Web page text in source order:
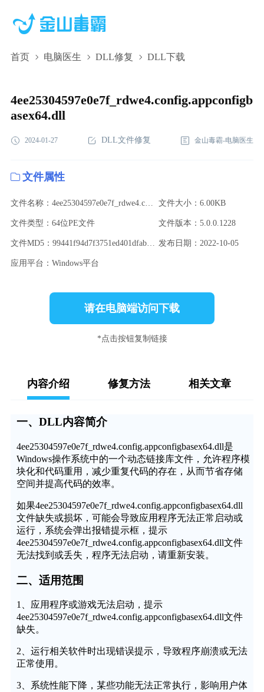
首页 电脑医生 DLL修复 DLL下载
4ee25304597e0e7f_rdwe4.config.appconfigb
asex64.dll
2024-01-27 DLL文件修复 金山毒霸-电脑医生
文件属性
文件名称：4ee25304597e0e7f_rdwe4.config.appconfigbasex64.dll 文件大小：6.00KB
文件类型：64位PE文件 文件版本：5.0.0.1228
文件MD5：99441f94d7f3751ed401dfab2b8f5ebf 发布日期：2022-10-05
应用平台：Windows平台
请在电脑端访问下载
*点击按钮复制链接
内容介绍 修复方法 相关文章
一、DLL内容简介
4ee25304597e0e7f_rdwe4.config.appconfigbasex64.dll是
Windows操作系统中的一个动态链接库文件，允许程序模
块化和代码重用，减少重复代码的存在，从而节省存储
空间并提高代码的效率。
如果4ee25304597e0e7f_rdwe4.config.appconfigbasex64.dll
文件缺失或损坏，可能会导致应用程序无法正常启动或
运行，系统会弹出报错提示框，提示
4ee25304597e0e7f_rdwe4.config.appconfigbasex64.dll文件
无法找到或丢失，程序无法启动，请重新安装。
二、适用范围
1、应用程序或游戏无法启动，提示
4ee25304597e0e7f_rdwe4.config.appconfigbasex64.dll文件
缺失。
2、运行相关软件时出现错误提示，导致程序崩溃或无法
正常使用。
3、系统性能下降，某些功能无法正常执行，影响用户体